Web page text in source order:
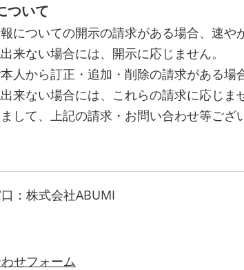
ついて
についての開示の請求がある場合、速や
来ない場合には、開示に応じません。
人から訂正・追加・削除の請求がある場
来ない場合には、これらの請求に応じま
して、上記の請求・お問い合わせ等ご
：株式会社ABUMI
せフォーム